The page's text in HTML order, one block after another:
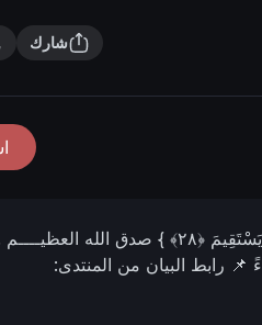
شارك
صدق الله العظيــــم
📌 رابط البيان من المنتدى: